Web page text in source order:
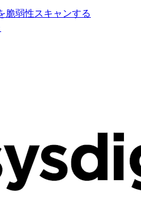
脆弱性スキャンする